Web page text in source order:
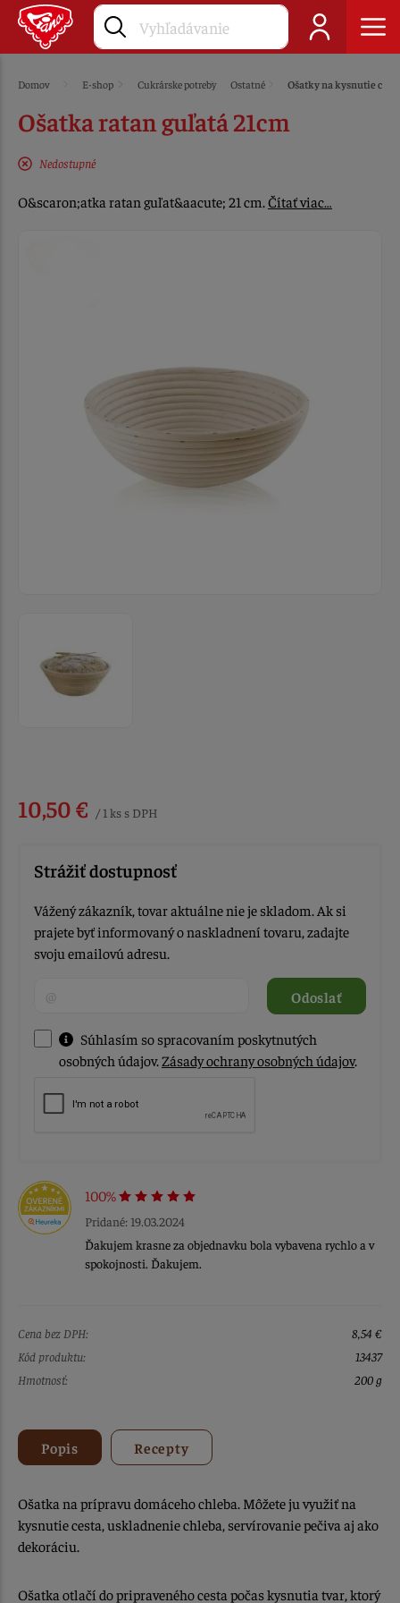
Domov E-shop Cukrárske potreby Ostatné Ošatky na kysnutie
Ošatka ratan guľatá 21cm
Nedostupné
O&scaron;atka ratan guľat&aacute; 21 cm.Čítať viac…
10,50 € / 1 ks s DPH
Strážiť dostupnosť
Vážený zákazník, tovar aktuálne nie je skladom. Ak si
prajete byť informovaný o naskladnení tovaru, zadajte
svoju emailovú adresu.
Odoslať
Súhlasím so spracovaním poskytnutých
osobných údajov. Zásady ochrany osobných údajov.
100%
Pridané: 19.03.2024
Ďakujem krasne za objednavku bola vybavena rychlo a v
spokojnosti. Ďakujem.
Cena bez DPH:
8,54 €
Kód produktu:
13437
Hmotnosť:
200 g
Popis Recepty
Ošatka na prípravu domáceho chleba. Môžete ju využiť na
kysnutie cesta, uskladnenie chleba, servírovanie pečiva aj ako
dekoráciu.
Ošatka otlačí do pripraveného cesta počas kysnutia tvar, ktorý